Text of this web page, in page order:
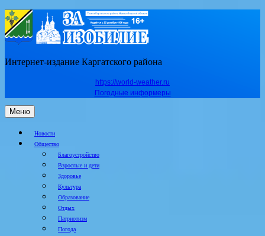
Интернет-издание Каргатского района
https://world-weather.ru
Погодные информеры
Меню
Новости
Общество
Благоустройство
Взрослые и дети
Здоровье
Культура
Образование
Отдых
Патриотизм
Погода